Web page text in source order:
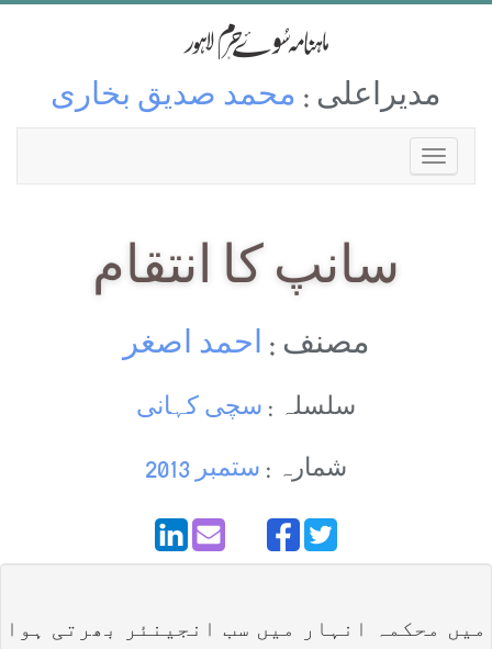
مدیراعلی : محمد صدیق بخاری
سانپ کا انتقام
مصنف : احمد اصغر
سلسلہ : سچی کہانی
شمارہ : ستمبر 2013
میں محکمہ انہار میں سب انجینئر بھرتی ہوا